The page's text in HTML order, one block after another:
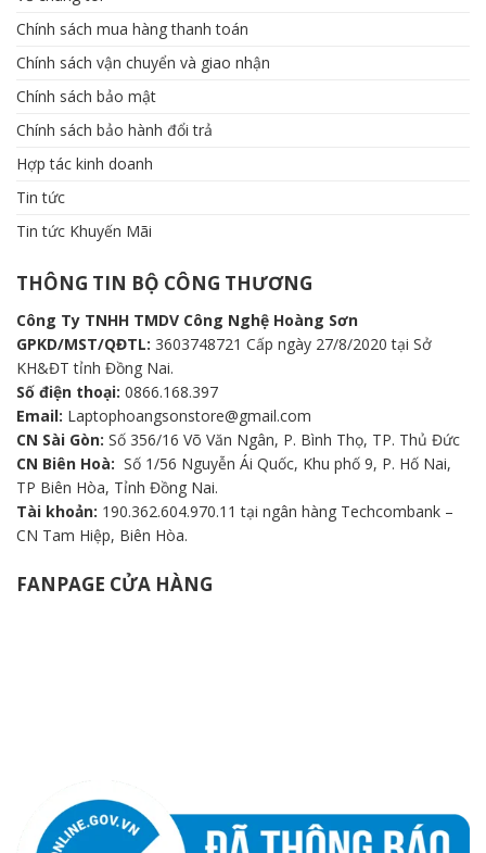
Chính sách mua hàng thanh toán
Chính sách vận chuyển và giao nhận
Chính sách bảo mật
Chính sách bảo hành đổi trả
Hợp tác kinh doanh
Tin tức
Tin tức Khuyến Mãi
THÔNG TIN BỘ CÔNG THƯƠNG
Công Ty TNHH TMDV Công Nghệ Hoàng Sơn
GPKD/MST/QĐTL: 3603748721 Cấp ngày 27/8/2020 tại Sở
KH&ĐT tỉnh Đồng Nai.
Số điện thoại: 0866.168.397
Email: Laptophoangsonstore@gmail.com
CN Sài Gòn: Số 356/16 Võ Văn Ngân, P. Bình Thọ, TP. Thủ Đức
CN Biên Hoà: Số 1/56 Nguyễn Ái Quốc, Khu phố 9, P. Hố Nai,
TP Biên Hòa, Tỉnh Đồng Nai.
Tài khoản: 190.362.604.970.11 tại ngân hàng Techcombank –
CN Tam Hiệp, Biên Hòa.
FANPAGE CỬA HÀNG